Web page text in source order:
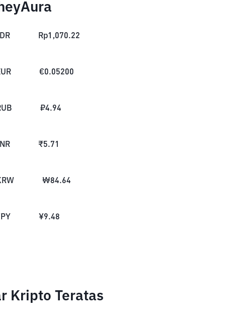
Rp1,070.22
€0.05200
₽4.94
₹5.71
₩84.64
¥9.48
Kripto Teratas